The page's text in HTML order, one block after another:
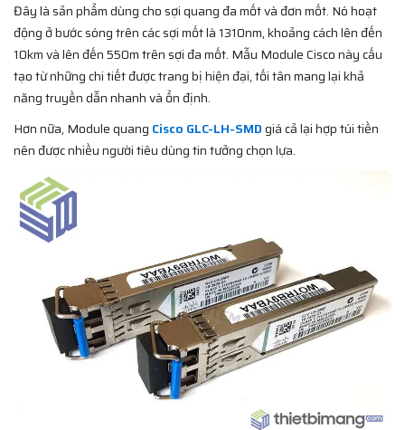
Đây là sản phẩm dùng cho sợi quang đa mốt và đơn mốt. Nó hoạt
động ở bước sóng trên các sợi mốt là 1310nm, khoảng cách lên đến
10km và lên đến 550m trên sợi đa mốt. Mẫu Module Cisco này cấu
tạo từ những chi tiết được trang bị hiện đại, tối tân mang lại khả
năng truyền dẫn nhanh và ổn định.
Hơn nữa, Module quang Cisco GLC-LH-SMDgiá cả lại hợp túi tiền
nên được nhiều người tiêu dùng tin tưởng chọn lựa.